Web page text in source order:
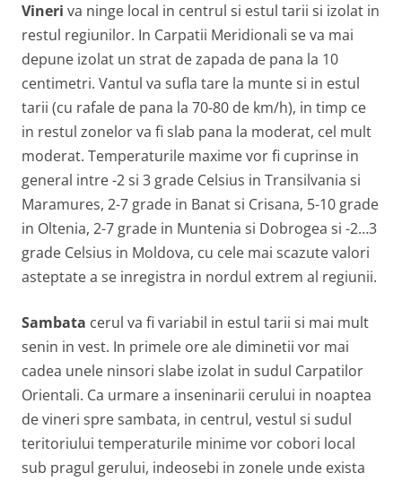
Vineri va ninge local in centrul si estul tarii si izolat in
restul regiunilor. In Carpatii Meridionali se va mai
depune izolat un strat de zapada de pana la 10
centimetri. Vantul va sufla tare la munte si in estul
tarii (cu rafale de pana la 70-80 de km/h), in timp ce
in restul zonelor va fi slab pana la moderat, cel mult
moderat. Temperaturile maxime vor fi cuprinse in
general intre -2 si 3 grade Celsius in Transilvania si
Maramures, 2-7 grade in Banat si Crisana, 5-10 grade
in Oltenia, 2-7 grade in Muntenia si Dobrogea si -2…3
grade Celsius in Moldova, cu cele mai scazute valori
asteptate a se inregistra in nordul extrem al regiunii.
Sambata cerul va fi variabil in estul tarii si mai mult
senin in vest. In primele ore ale diminetii vor mai
cadea unele ninsori slabe izolat in sudul Carpatilor
Orientali. Ca urmare a inseninarii cerului in noaptea
de vineri spre sambata, in centrul, vestul si sudul
teritoriului temperaturile minime vor cobori local
sub pragul gerului, indeosebi in zonele unde exista